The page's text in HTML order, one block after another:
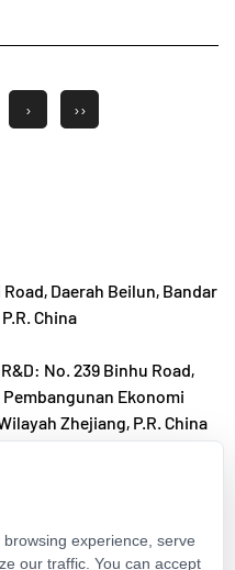
› ››
Daerah Beilun, Bandar
China
No. 239 Binhu Road,
Ekonomi
Zhejiang, P.R. China
experience, serve
our traffic. You can accept